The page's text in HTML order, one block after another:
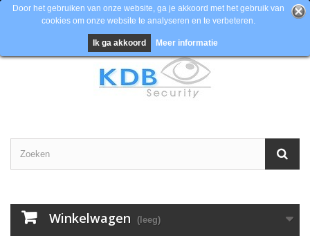
Contacteer ons
Winkelwagen (leeg)
Door het gebruiken van onze website, ga je akkoord met het gebruik van
cookies om onze website te analyseren en te verbeteren.
Ik ga akkoord Meer informatie